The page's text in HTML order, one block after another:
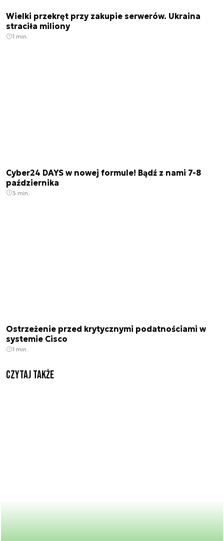
Wielki przekręt przy zakupie serwerów. Ukraina
straciła miliony
1 min.
Cyber24 DAYS w nowej formule! Bądź z nami 7-8
października
3 min.
Ostrzeżenie przed krytycznymi podatnościami w
systemie Cisco
1 min.
Czytaj także